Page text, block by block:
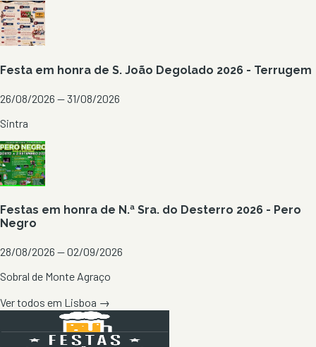
Festa em honra de S. João Degolado 2026 - Terrugem
26/08/2026 — 31/08/2026
Sintra
Festas em honra de N.ª Sra. do Desterro 2026 - Pero
Negro
28/08/2026 — 02/09/2026
Sobral de Monte Agraço
Ver todos em Lisboa →